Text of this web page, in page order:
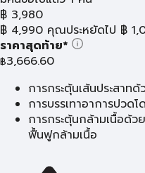
฿ 3,980
฿ 4,990 คุณประหยัดไป ฿
ราคาสุดท้าย*
฿3,666.60
การกระตุ้นเส้นประสาท
การบรรเทาอาการปวด
การกระตุ้นกล้ามเนื้อด้ว
ฟื้นฟูกล้ามเนื้อ